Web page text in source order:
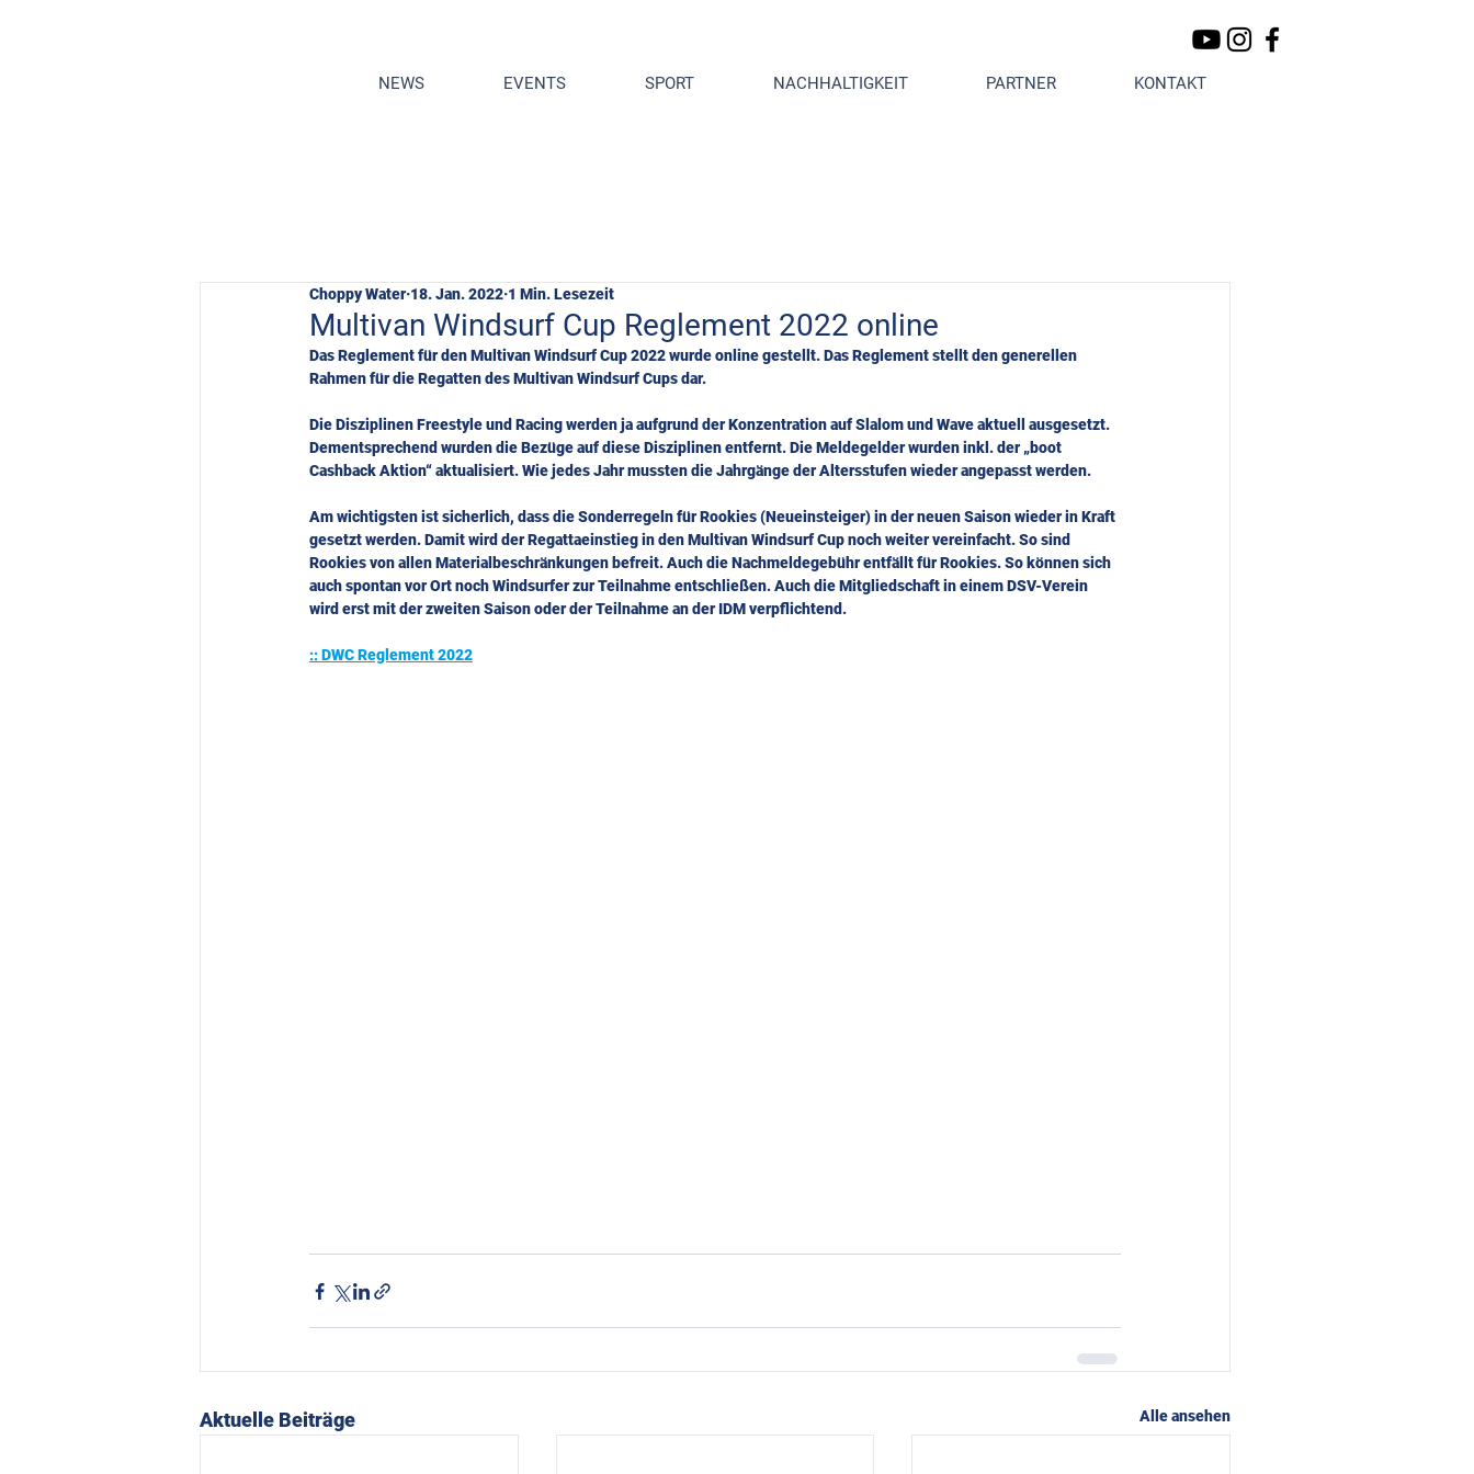
NEWS EVENTS SPORT NACHHALTIGKEIT PARTNER KONTAKT
Multivan Windsurf Cup Reglement 2022 online
Choppy Water 18. Jan. 2022 1 Min. Lesezeit
Das Reglement für den Multivan Windsurf Cup 2022 wurde online gestellt. Das Reglement stellt den generellen
Rahmen für die Regatten des Multivan Windsurf Cups dar.
Die Disziplinen Freestyle und Racing werden ja aufgrund der Konzentration auf Slalom und Wave aktuell ausgesetzt.
Dementsprechend wurden die Bezüge auf diese Disziplinen entfernt. Die Meldegelder wurden inkl. der „boot
Cashback Aktion“ aktualisiert. Wie jedes Jahr mussten die Jahrgänge der Altersstufen wieder angepasst werden.
Am wichtigsten ist sicherlich, dass die Sonderregeln für Rookies (Neueinsteiger) in der neuen Saison wieder in Kraft
gesetzt werden. Damit wird der Regattaeinstieg in den Multivan Windsurf Cup noch weiter vereinfacht. So sind
Rookies von allen Materialbeschränkungen befreit. Auch die Nachmeldegebühr entfällt für Rookies. So können sich
auch spontan vor Ort noch Windsurfer zur Teilnahme entschließen. Auch die Mitgliedschaft in einem DSV-Verein
wird erst mit der zweiten Saison oder der Teilnahme an der IDM verpflichtend.
:: DWC Reglement 2022
Aktuelle Beiträge Alle ansehen